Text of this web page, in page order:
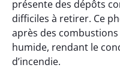
présente des dépôts
difficiles à retirer. Ce
après des
humide, rendant le
d’incendie.